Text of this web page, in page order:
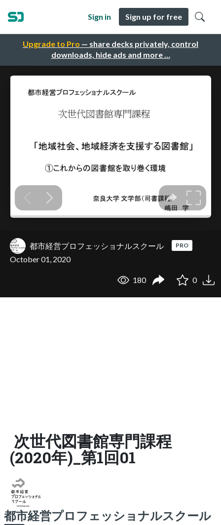
Upgrade to Pro — share decks privately, control
downloads, hide ads and more …
Sign in Sign up for free
都市経営プロフェッショナルスクール PRO
October 01, 2020
180 0
次世代図書館専門課程
(2020年)_第1回01
都市経営プロフェッショナルスクール